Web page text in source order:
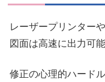
レーザープリンター
図面は高速に出力可
修正の心理的ハード